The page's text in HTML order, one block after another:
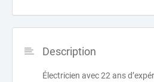
Description
Électricien avec 22 ans